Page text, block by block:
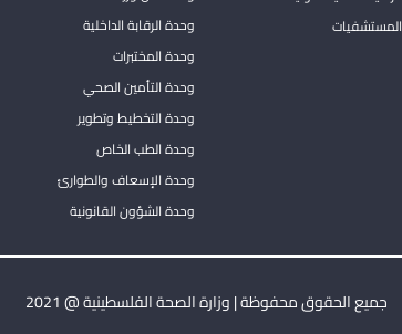
المستشفيات
وحدة الرقابة الداخلية
وحدة المختبرات
وحدة التأمين الصحي
وحدة التخطيط وتطوير
وحدة الطب الخاص
وحدة الإسعاف والطوارئ
وحدة الشؤون القانونية
جميع الحقوق محفوظة | وزارة الصحة الفلسطينية @ 2021